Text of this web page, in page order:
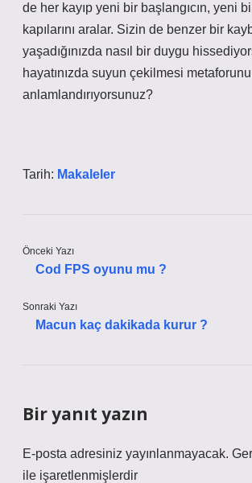
de her kayıp yeni bir başlangıcın, yeni
kapılarını aralar. Sizin de benzer bir
yaşadığınızda nasıl bir duygu
hayatınızda suyun çekilmesi metaforunu
anlamlandırıyorsunuz?
Tarih: Makaleler
Önceki Yazı
Cod FPS oyunu mu ?
Sonraki Yazı
Macun kaç dakikada kurur ?
Bir yanıt yazın
E-posta adresiniz yayınlanmayacak.
ile işaretlenmişlerdir